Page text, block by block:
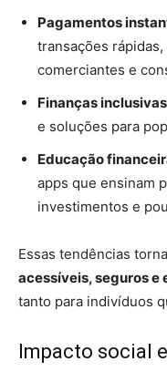
Pagamentos
transações
comerciantes e
Finanças
e soluções para
Educação
apps que ensinam
investimentos e
Essas tendências
acessíveis, seguros e
tanto para indivíduos
Impacto social